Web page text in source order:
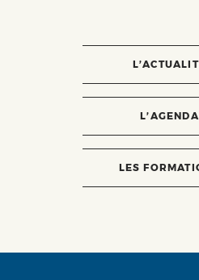
L’AGENDA
LES